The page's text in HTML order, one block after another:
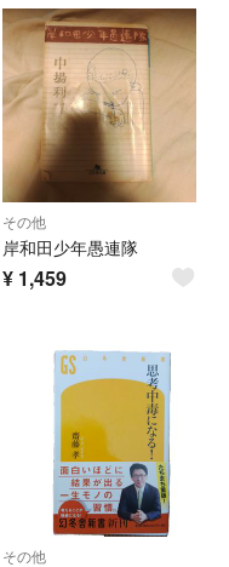
その他
岸和田少年愚連隊
¥ 1,459
その他